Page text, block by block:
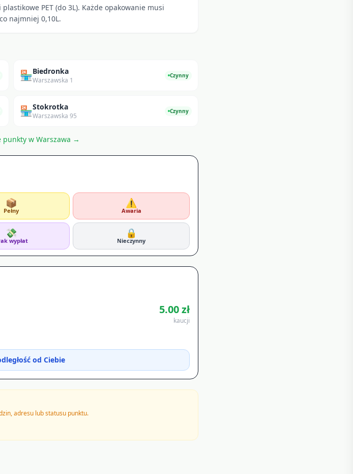
PET (do 3L). Każde opakowanie musi
najmniej 0,10L.
🏪Biedronka
Warszawska 1
Czynny
🏪Stokrotka
Warszawska 95
Czynny
punkty w Warszawa →
📦
Pełny
⚠️
Awaria
💸
wypłat
🔒
Nieczynny
5.00zł
kaucji
od Ciebie
adresu lub statusu punktu.